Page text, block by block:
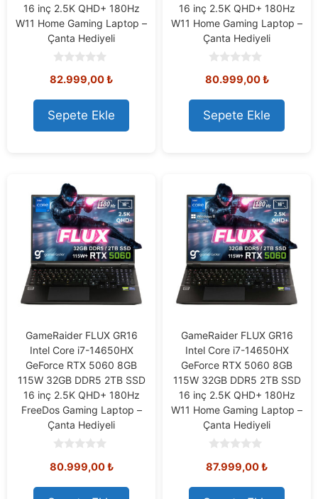
16 inç 2.5K QHD+ 180Hz
W11 Home Gaming Laptop –
Çanta Hediyeli
o
t
o
f
5
82.999,00₺
Sepete Ekle
16 inç 2.5K QHD+ 180Hz
W11 Home Gaming Laptop –
Çanta Hediyeli
o
t
o
f
5
80.999,00₺
Sepete Ekle
GameRaider FLUX GR16
Intel Core i7-14650HX
GeForce RTX 5060 8GB
115W 32GB DDR5 2TB SSD
16 inç 2.5K QHD+ 180Hz
FreeDos Gaming Laptop –
Çanta Hediyeli
o
t
80.999,00₺
GameRaider FLUX GR16
Intel Core i7-14650HX
GeForce RTX 5060 8GB
115W 32GB DDR5 2TB SSD
16 inç 2.5K QHD+ 180Hz
W11 Home Gaming Laptop –
Çanta Hediyeli
o
t
87.999,00₺